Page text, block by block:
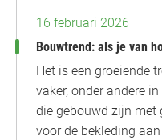
16 februari 2026
Bouwtrend: als je van
Het is een groeiende
vaker, onder andere
die gebouwd zijn met
voor de bekleding